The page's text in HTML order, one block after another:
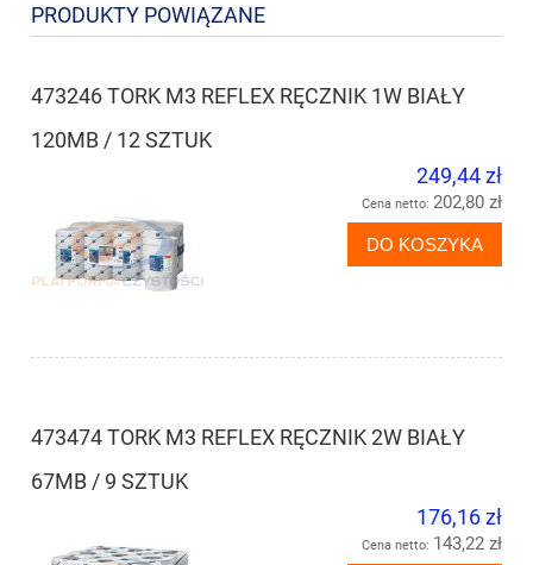
PRODUKTY POWIĄZANE
473246 TORK M3 REFLEX RĘCZNIK 1W BIAŁY
120MB / 12 SZTUK
249,44 zł
Cena netto: 202,80 zł
DO KOSZYKA
473474 TORK M3 REFLEX RĘCZNIK 2W BIAŁY
67MB / 9 SZTUK
176,16 zł
Cena netto: 143,22 zł